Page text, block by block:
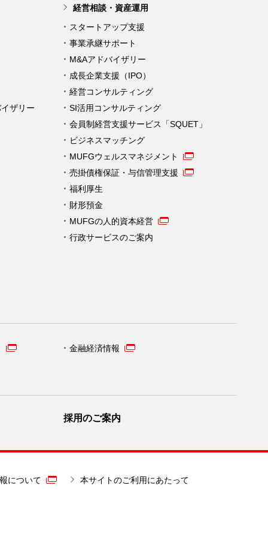
ザリー
経営相談・資産運用
スタートアップ支援
事業承継サポート
M&Aアドバイザリー
成長企業支援（IPO）
経営コンサルティング
SI活用コンサルティング
会員制経営支援サービス「SQUET」
ビジネスマッチング
MUFGウェルスマネジメント
売掛債権保証・与信管理支援
福利厚生
財形預金
MUFGの人的資本経営
行政サービスのご案内
金融経済情報
採用のご案内
について 本サイトのご利用にあたって